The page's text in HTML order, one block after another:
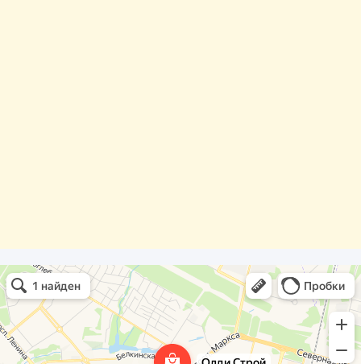
Олди Строй
Фасады и фасадные системы в Обнинске
Оргстекло, поликарбонат в Обнинске